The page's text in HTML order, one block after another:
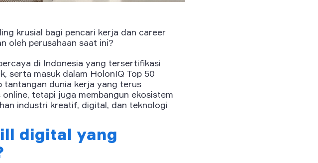
krusial bagi pencari kerja dan career
oleh perusahaan saat ini?
di Indonesia yang tersertifikasi
serta masuk dalam HolonIQ Top 50
tantangan dunia kerja yang terus
tetapi juga membangun ekosistem
industri kreatif, digital, dan teknologi
digital yang